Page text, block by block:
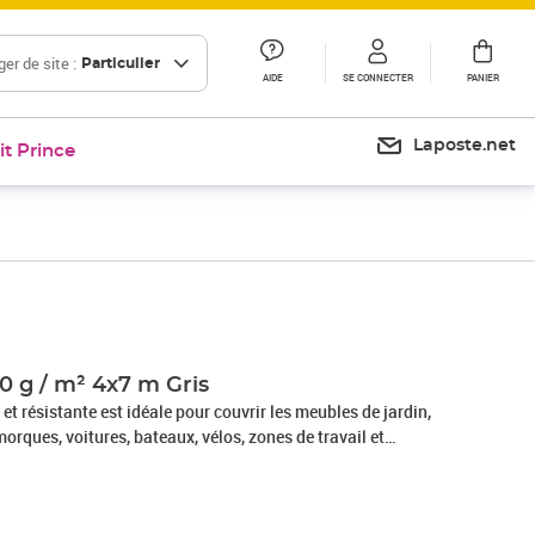
de site : Particulier
AIDE SE CONNECTER PANIER
Prince Laposte.net
g / m² 4x7 m Gris
résistante est idéale pour couvrir les meubles de jardin,
voitures, bateaux, vélos, zones de travail et
et les protège des intempéries. La bâche peut également
La bâche est faite d'une toile de haute qualité avec un